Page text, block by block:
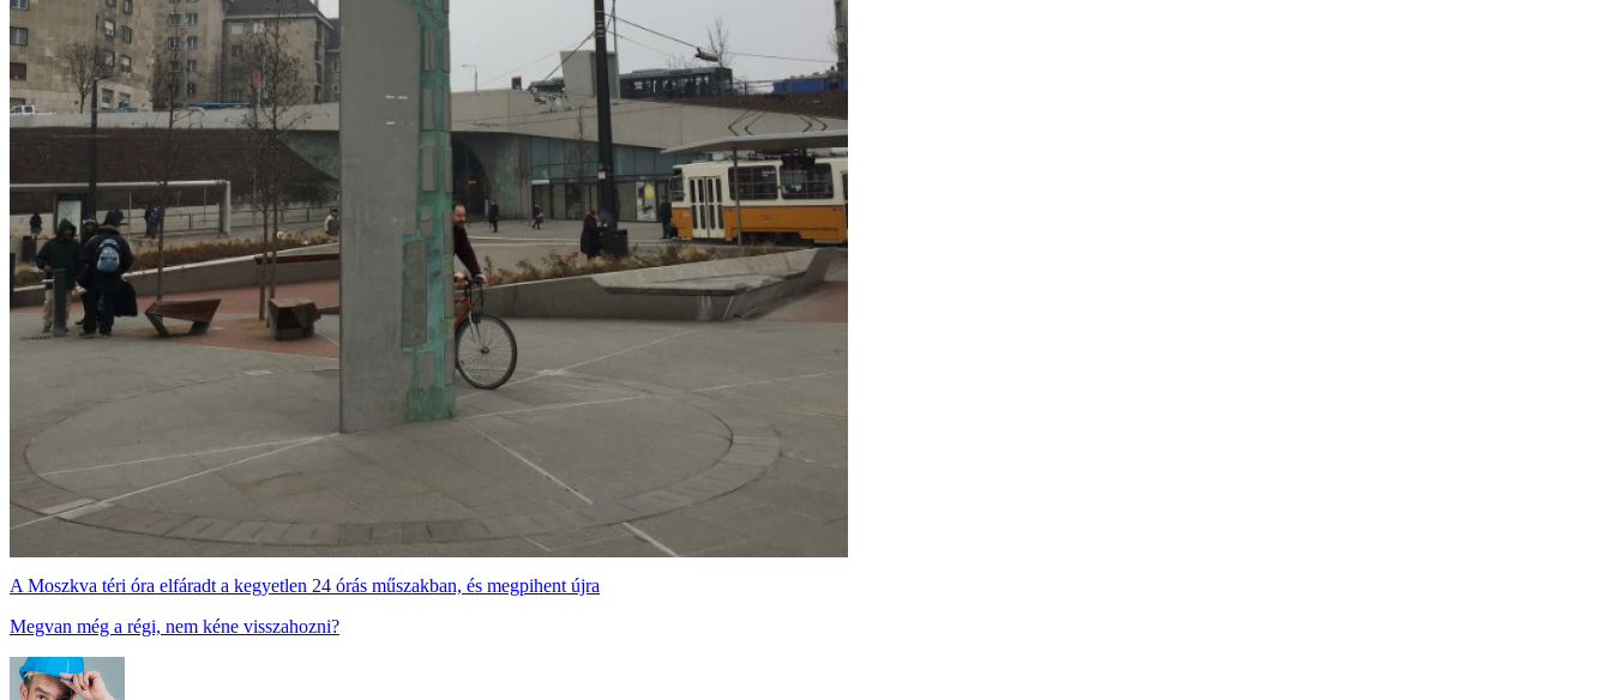
A Moszkva téri óra elfáradt a kegyetlen 24 órás műszakban, és megpihent újra
Megvan még a régi, nem kéne visszahozni?